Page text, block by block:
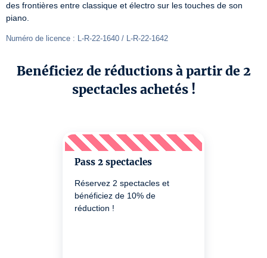
des frontières entre classique et électro sur les touches de son
piano.
Numéro de licence : L-R-22-1640 / L-R-22-1642
Benéficiez de réductions à partir de 2
spectacles achetés !
Pass 2 spectacles
Réservez 2 spectacles et
bénéficiez de 10% de
réduction !